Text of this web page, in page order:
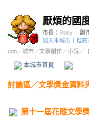
厭煩的國
市長： Rosy
副
加入本城市
推薦
udn／城市／文學創作／小說／
本城市首頁
討論區／文學獎金資料
第十一屆花蹤文學獎